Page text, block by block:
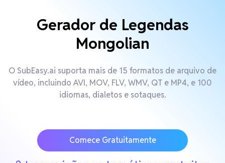
Gerador de Legendas
Mongolian
O SubEasy.ai suporta mais de 15 formatos de arquivo de
vídeo, incluindo AVI, MOV, FLV, WMV, QT e MP4, e 100
idiomas, dialetos e sotaques.
Comece Gratuitamente